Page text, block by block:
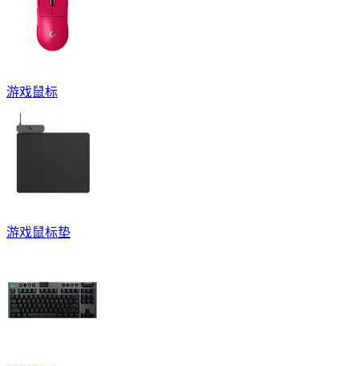
游戏鼠标
游戏鼠标垫